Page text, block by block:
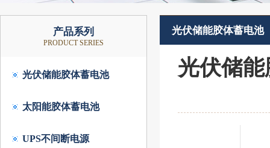
产品系列
PRODUCT SERIES
光伏储能胶体蓄电池
太阳能胶体蓄电池
UPS不间断电源
光伏储能胶体蓄电池
光伏储